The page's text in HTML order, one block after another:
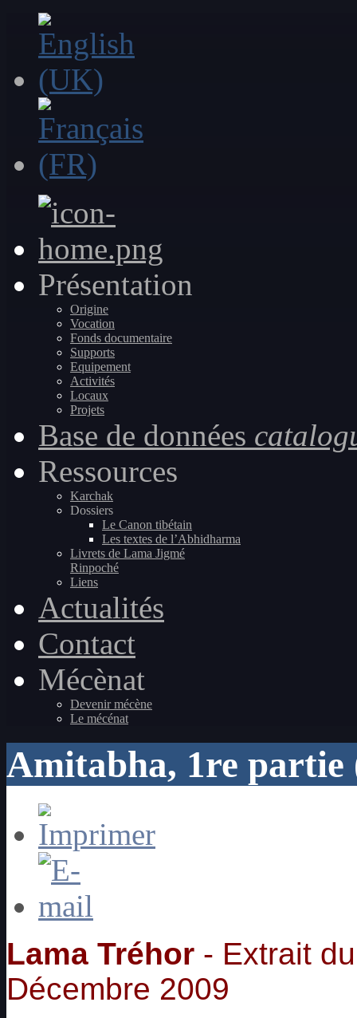
Présentation
Origine
Vocation
Fonds documentaire
Supports
Equipement
Activités
Locaux
Projets
Base de données
Ressources
Karchak
Dossiers
Le Canon tibétain
Les textes de l’Abhidharma
Livrets de Lama Jigmé
Rinpoché
Liens
Actualités
Contact
Mécènat
Devenir mécène
Le mécénat
Amitabha, 1re
Lama Tréhor - Extrait
Décembre 2009